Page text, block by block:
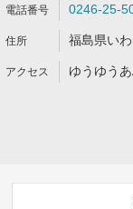
0246-25-
福島県い
ゆうゆう